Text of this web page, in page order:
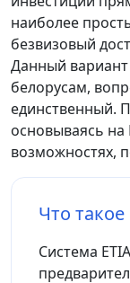
наиболее
безвизовый
Данный
белорусам,
единственный.
основываясь
возможностях,
Что такое
Система